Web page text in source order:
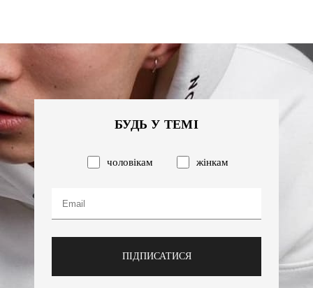
БУДЬ У ТЕМІ
чоловікам жінкам
ПІДПИСАТИСЯ